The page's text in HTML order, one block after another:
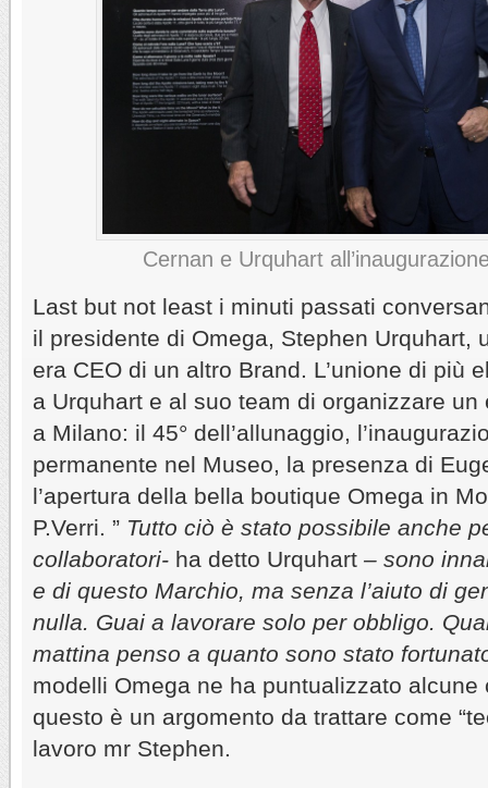
Cernan e Urquhart
Last but not least i minuti passati
il presidente di Omega, Stephen Urquhart,
era CEO di un altro Brand. L’unione di più
a Urquhart e al suo team di organizzare
a Milano: il 45° dell’allunaggio,
permanente nel Museo, la presenza di
l’apertura della bella boutique Omega in
P.Verri. ” Tutto ciò è stato possibile anche
collaboratori- ha detto Urquhart – sono
e di questo Marchio, ma senza l’aiuto di
nulla. Guai a lavorare solo per obbligo.
mattina penso a quanto sono stato
modelli Omega ne ha puntualizzato alcune
questo è un argomento da trattare come
lavoro mr Stephen.